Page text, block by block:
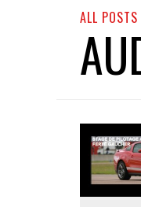
ALL POSTS